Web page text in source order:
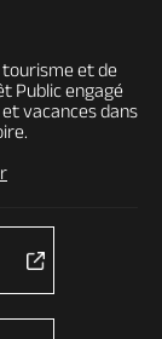
tourisme et de
Public engagé
vacances dans